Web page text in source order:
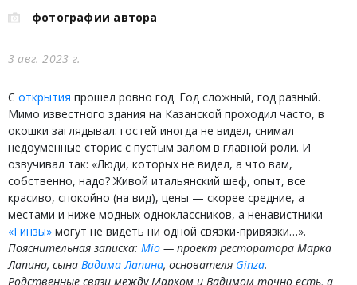
фотографии автора
3 авг. 2023 г.
С открытия прошел ровно год. Год сложный, год разный.
Мимо известного здания на Казанской проходил часто, в
окошки заглядывал: гостей иногда не видел, снимал
недоуменные сторис с пустым залом в главной роли. И
озвучивал так: «Люди, которых не видел, а что вам,
собственно, надо? Живой итальянский шеф, опыт, все
красиво, спокойно (на вид), цены — скорее средние, а
местами и ниже модных одноклассников, а ненавистники
«Гинзы» могут не видеть ни одной связки-привязки…».
Пояснительная записка: Mio — проект ресторатора Марка
Лапина, сына Вадима Лапина, основателя Ginza.
Родственные связи между Марком и Вадимом точно есть, а